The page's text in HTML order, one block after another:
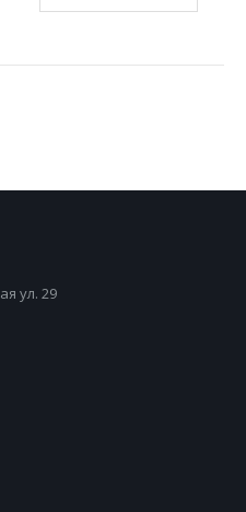
ул. 29